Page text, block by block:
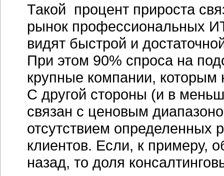
Такой процент прироста
рынок профессиональных
видят быстрой и
При этом 90% спроса на
крупные компании,
С другой стороны (и в
связан с ценовым
отсутствием определенных
клиентов. Если, к примеру,
назад, то доля